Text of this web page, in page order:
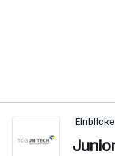
Einblicke